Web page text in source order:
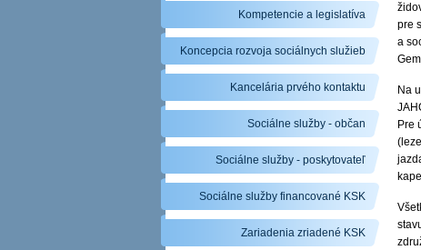
pre
a
Na
Pre
Kompetencie a legislatíva
Koncepcia rozvoja sociálnych služieb
Kancelária prvého kontaktu
Sociálne služby - občan
Sociálne služby - poskytovateľ
Sociálne služby financované KSK
Zariadenia zriadené KSK